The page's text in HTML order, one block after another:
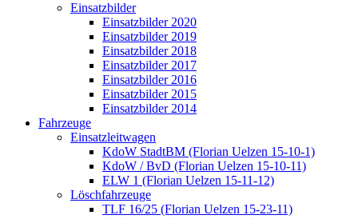
Einsatzbilder
Einsatzbilder 2020
Einsatzbilder 2019
Einsatzbilder 2018
Einsatzbilder 2017
Einsatzbilder 2016
Einsatzbilder 2015
Einsatzbilder 2014
Fahrzeuge
Einsatzleitwagen
KdoW StadtBM (Florian Uelzen 15-10-1)
KdoW / BvD (Florian Uelzen 15-10-11)
ELW 1 (Florian Uelzen 15-11-12)
Löschfahrzeuge
TLF 16/25 (Florian Uelzen 15-23-11)